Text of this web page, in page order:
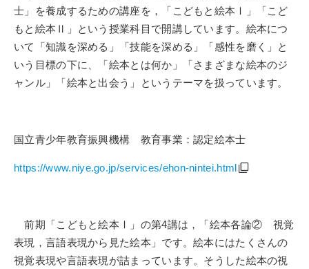
士」を養成するための講座を，「こどもと絵本Ⅰ」「こど
もと絵本Ⅱ」という授業科目で開講しています。絵本につ
いて「知識を深める」「技能を深める」「感性を磨く」と
いう目標の下に、「絵本とは何か」「さまざまな絵本のジ
ャンル」「絵本と出会う」というテーマを扱っています。
国立青少年教育振興機構 教育事業：認定絵本士
https://www.niye.go.jp/services/ehon-nintei.html
前期「こどもと絵本Ⅰ」の第4講は，「絵本各論② 視覚
表現，言語表現から見た絵本」です。絵本にはたくさんの
視覚表現や言語表現が詰まっています。そうした絵本の視